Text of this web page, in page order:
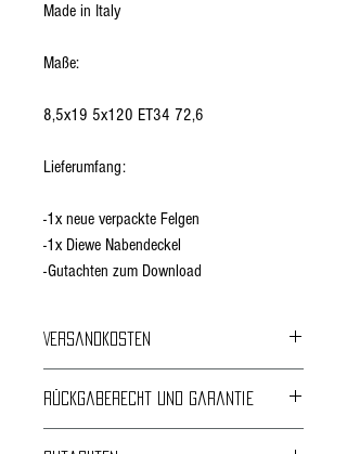
Made in Italy
Maße:
8,5x19 5x120 ET34 72,6
Lieferumfang:
-1x neue verpackte Felgen
-1x Diewe Nabendeckel
-Gutachten zum Download
Versandkosten
Rückgaberecht und Garantie